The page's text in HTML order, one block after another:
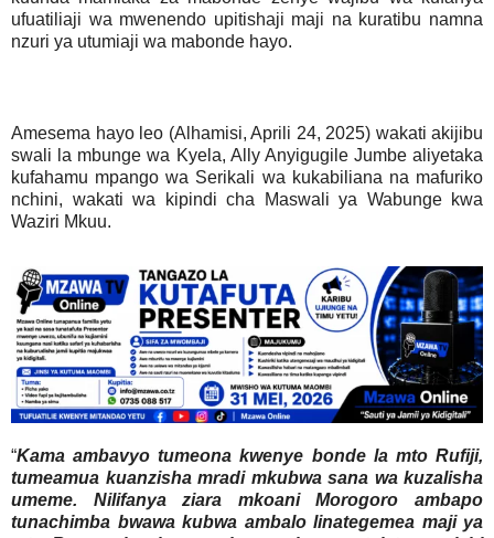
ufuatiliaji wa mwenendo upitishaji maji na kuratibu namna
nzuri ya utumiaji wa mabonde hayo.
Amesema hayo leo (Alhamisi, Aprili 24, 2025) wakati akijibu
swali la mbunge wa Kyela, Ally Anyigugile Jumbe aliyetaka
kufahamu mpango wa Serikali wa kukabiliana na mafuriko
nchini, wakati wa kipindi cha Maswali ya Wabunge kwa
Waziri Mkuu.
“Kama ambavyo tumeona kwenye bonde la mto Rufiji,
tumeamua kuanzisha mradi mkubwa sana wa kuzalisha
umeme. Nilifanya ziara mkoani Morogoro ambapo
tunachimba bwawa kubwa ambalo linategemea maji ya